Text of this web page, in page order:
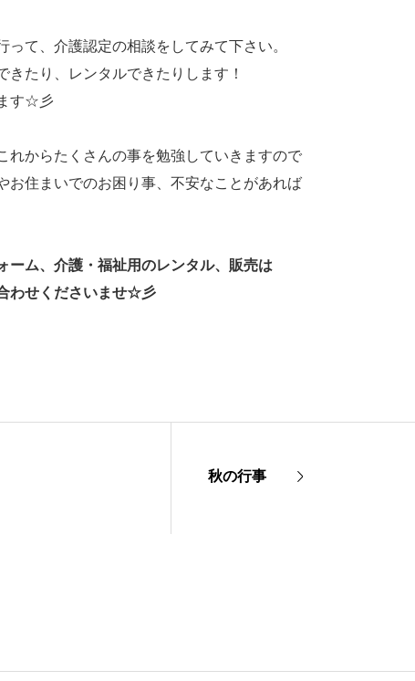
って、介護認定の相談をしてみて下さい。
きたり、レンタルできたりします！
す☆彡
れからたくさんの事を勉強していきますので
お住まいでのお困り事、不安なことがあれば
ーム、介護・福祉用のレンタル、販売は
わせくださいませ☆彡
秋の行事